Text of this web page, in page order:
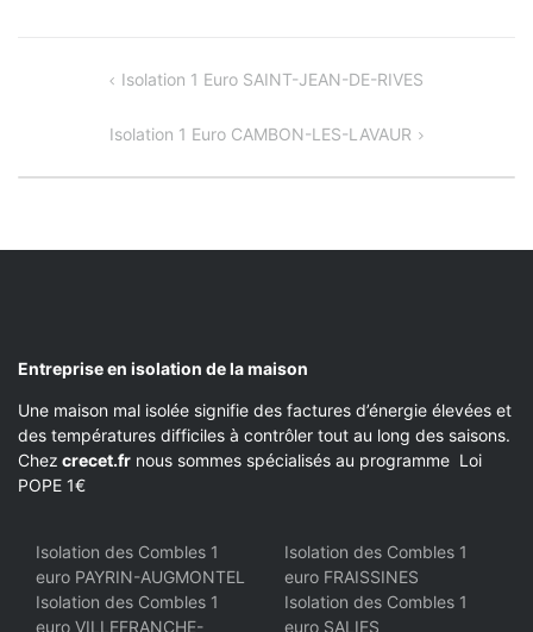
NAVIGATION
L’ARTICLE
Isolation 1 Euro SAINT-JEAN-DE-RIVES
Isolation 1 Euro CAMBON-LES-LAVAUR
Entreprise en isolation de la maison
Une maison mal isolée signifie des factures d’énergie élevées et
des températures difficiles à contrôler tout au long des saisons.
Chez crecet.fr nous sommes spécialisés au programme Loi
POPE 1€
Isolation des Combles 1
euro PAYRIN-AUGMONTEL
Isolation des Combles 1
euro FRAISSINES
Isolation des Combles 1
euro VILLEFRANCHE-
Isolation des Combles 1
euro SALIES